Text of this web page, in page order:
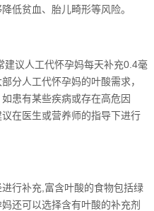
低贫血、胎儿畸形等风险。
议人工代怀孕妈每天补充0.4毫
分人工代怀孕妈的叶酸需求，
患有某些疾病或存在高危因
在医生或营养师的指导下进行
行补充,富含叶酸的食物包括绿
还可以选择含有叶酸的补充剂